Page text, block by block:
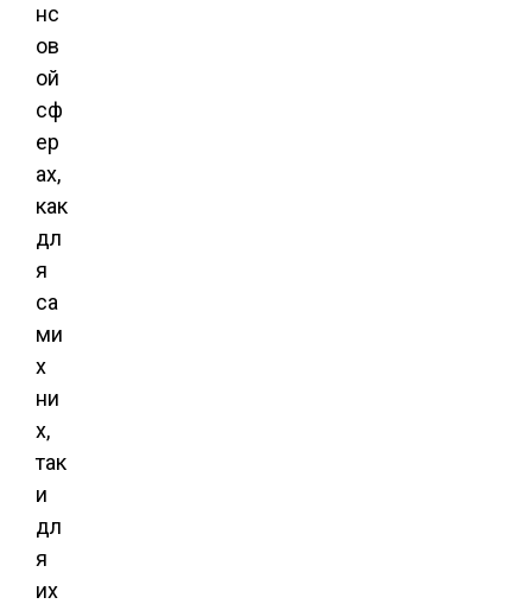
нс
ов
ой
сф
ер
ах,
как
дл
я
са
ми
х
ни
х,
так
и
дл
я
их